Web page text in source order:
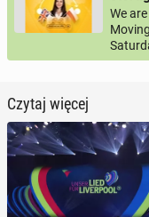
We
Czytaj więcej